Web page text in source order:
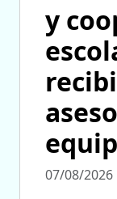
y
07/08/2026